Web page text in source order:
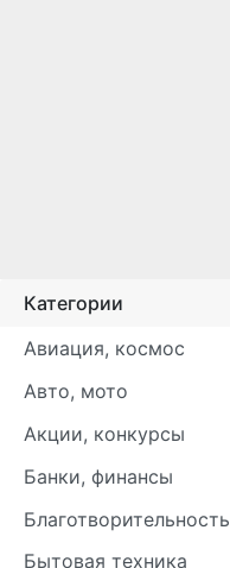
Категории
Авиация, космос
Авто, мото
Акции, конкурсы
Банки, финансы
Благотворительность
Бытовая техника